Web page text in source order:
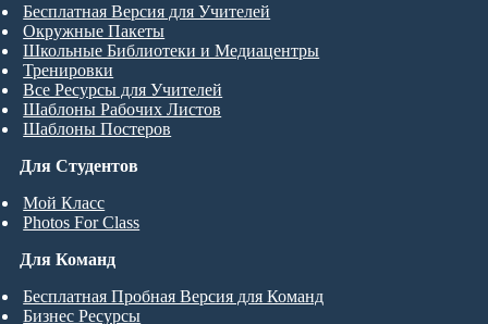
Для Студентов
Мой Класс
Photos For Class
Бесплатная Версия для Учителей
Окружные Пакеты
Школьные Библиотеки и Медиацентры
Тренировки
Все Ресурсы для Учителей
Шаблоны Рабочих Листов
Шаблоны Постеров
Для Команд
Бесплатная Пробная Версия для Команд
Бизнес Ресурсы